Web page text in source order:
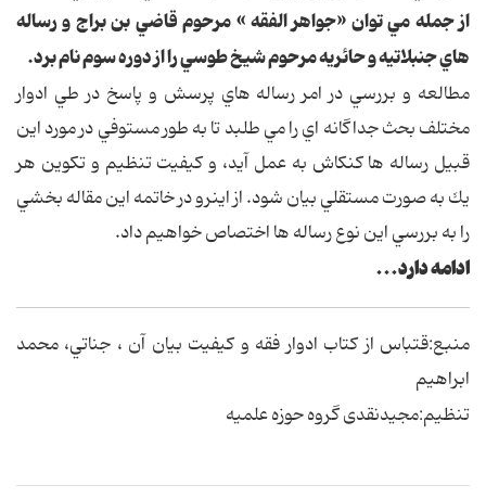
از جمله مي توان «جواهر الفقه » مرحوم قاضي بن براج و رساله
هاي جنبلاتيه و حائريه مرحوم شيخ طوسي را از دوره سوم نام برد.
مطالعه و بررسي در امر رساله هاي پرسش و پاسخ در طي ادوار
مختلف بحث جداگانه اي را مي طلبد تا به طور مستوفي در مورد اين
قبيل رساله ها كنكاش به عمل آيد، و كيفيت تنظيم و تكوين هر
يك به صورت مستقلي بيان شود. از اينرو در خاتمه اين مقاله بخشي
را به بررسي اين نوع رساله ها اختصاص خواهيم داد.
ادامه دارد...
منبع:قتباس از كتاب ادوار فقه و كيفيت بيان آن ، جناتي، محمد
ابراهيم
تنظیم:مجیدنقدی گروه حوزه علمیه